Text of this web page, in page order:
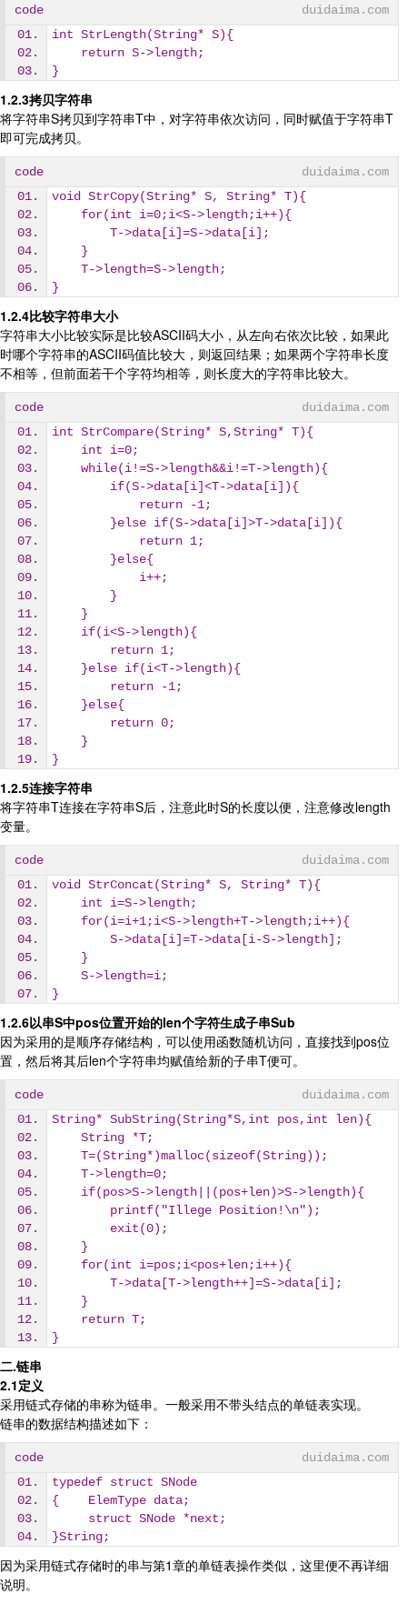
code
duidaima.com
int StrLength(String* S){
    return S->length;
}
1.2.3拷贝字符串
将字符串S拷贝到字符串T中，对字符串依次访问，同时赋值于字符串T
即可完成拷贝。
code
duidaima.com
void StrCopy(String* S, String* T){
    for(int i=0;i<S->length;i++){
        T->data[i]=S->data[i];
    }
    T->length=S->length;
}
1.2.4比较字符串大小
字符串大小比较实际是比较ASCII码大小，从左向右依次比较，如果此
时哪个字符串的ASCII码值比较大，则返回结果；如果两个字符串长度
不相等，但前面若干个字符均相等，则长度大的字符串比较大。
code
duidaima.com
int StrCompare(String* S,String* T){
    int i=0;
    while(i!=S->length&&i!=T->length){
        if(S->data[i]<T->data[i]){
            return -1;
        }else if(S->data[i]>T->data[i]){
            return 1;
        }else{
            i++;
        }
    }
    if(i<S->length){
        return 1;
    }else if(i<T->length){
        return -1;
    }else{
        return 0;
    }
}
1.2.5连接字符串
将字符串T连接在字符串S后，注意此时S的长度以便，注意修改length
变量。
code
duidaima.com
void StrConcat(String* S, String* T){
    int i=S->length;
    for(i=i+1;i<S->length+T->length;i++){
        S->data[i]=T->data[i-S->length];
    }
    S->length=i;
}
1.2.6以串S中pos位置开始的len个字符生成子串Sub
因为采用的是顺序存储结构，可以使用函数随机访问，直接找到pos位
置，然后将其后len个字符串均赋值给新的子串T便可。
code
duidaima.com
String* SubString(String*S,int pos,int len){
    String *T;
    T=(String*)malloc(sizeof(String));
    T->length=0;
    if(pos>S->length||(pos+len)>S->length){
        printf("Illege Position!\n");
        exit(0);
    }
    for(int i=pos;i<pos+len;i++){
        T->data[T->length++]=S->data[i];
    }
    return T;
}
二.链串
2.1定义
采用链式存储的串称为链串。一般采用不带头结点的单链表实现。
链串的数据结构描述如下：
code
duidaima.com
typedef struct SNode
{    ElemType data;
     struct SNode *next;
}String;
因为采用链式存储时的串与第1章的单链表操作类似，这里便不再详细
说明。